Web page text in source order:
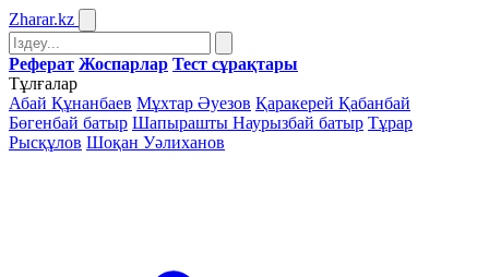
Zharar.kz
Реферат Жоспарлар Тест сұрақтары
Тұлғалар
Абай Құнанбаев Мұхтар Әуезов Қаракерей Қабанбай
Бөгенбай батыр Шапырашты Наурызбай батыр Тұрар
Рысқұлов Шоқан Уәлиханов